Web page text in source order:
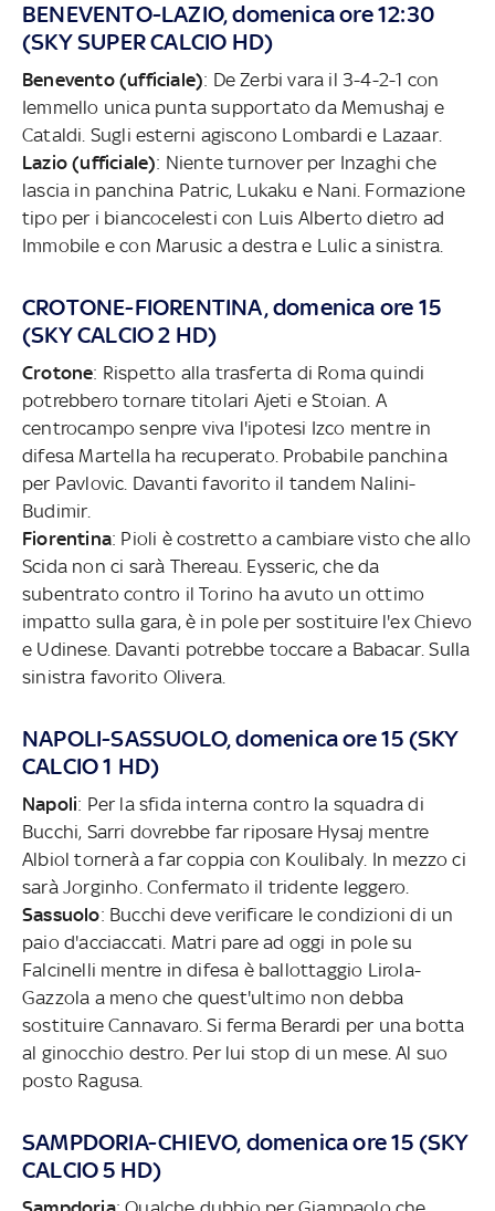
BENEVENTO-LAZIO, domenica ore 12:30
(SKY SUPER CALCIO HD)
Benevento (ufficiale): De Zerbi vara il 3-4-2-1 con
Iemmello unica punta supportato da Memushaj e
Cataldi. Sugli esterni agiscono Lombardi e Lazaar.
Lazio (ufficiale): Niente turnover per Inzaghi che
lascia in panchina Patric, Lukaku e Nani. Formazione
tipo per i biancocelesti con Luis Alberto dietro ad
Immobile e con Marusic a destra e Lulic a sinistra.
CROTONE-FIORENTINA, domenica ore 15
(SKY CALCIO 2 HD)
Crotone: Rispetto alla trasferta di Roma quindi
potrebbero tornare titolari Ajeti e Stoian. A
centrocampo senpre viva l'ipotesi Izco mentre in
difesa Martella ha recuperato. Probabile panchina
per Pavlovic. Davanti favorito il tandem Nalini-
Budimir.
Fiorentina: Pioli è costretto a cambiare visto che allo
Scida non ci sarà Thereau. Eysseric, che da
subentrato contro il Torino ha avuto un ottimo
impatto sulla gara, è in pole per sostituire l'ex Chievo
e Udinese. Davanti potrebbe toccare a Babacar. Sulla
sinistra favorito Olivera.
NAPOLI-SASSUOLO, domenica ore 15 (SKY
CALCIO 1 HD)
Napoli: Per la sfida interna contro la squadra di
Bucchi, Sarri dovrebbe far riposare Hysaj mentre
Albiol tornerà a far coppia con Koulibaly. In mezzo ci
sarà Jorginho. Confermato il tridente leggero.
Sassuolo: Bucchi deve verificare le condizioni di un
paio d'acciaccati. Matri pare ad oggi in pole su
Falcinelli mentre in difesa è ballottaggio Lirola-
Gazzola a meno che quest'ultimo non debba
sostituire Cannavaro. Si ferma Berardi per una botta
al ginocchio destro. Per lui stop di un mese. Al suo
posto Ragusa.
SAMPDORIA-CHIEVO, domenica ore 15 (SKY
CALCIO 5 HD)